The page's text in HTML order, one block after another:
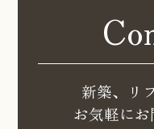
新築、リ
お気軽に